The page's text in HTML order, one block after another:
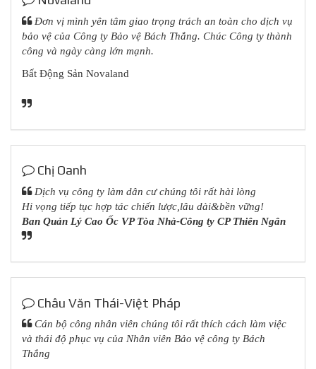
Đơn vị mình yên tâm giao trọng trách an toàn cho dịch vụ
bảo vệ của Công ty Bảo vệ Bách Thắng. Chúc Công ty thành
công và ngày càng lớn mạnh.
Bất Động Sản Novaland
Chị Oanh
Dịch vụ công ty làm dân cư chúng tôi rất hài lòng
Hi vọng tiếp tục hợp tác chiến lược,lâu dài&bền vững!
Ban Quản Lý Cao Ốc VP Tòa Nhà-Công ty CP Thiên Ngân
Châu Văn Thái-Việt Pháp
Cán bộ công nhân viên chúng tôi rất thích cách làm việc
và thái độ phục vụ của Nhân viên Bảo vệ công ty Bách
Thắng